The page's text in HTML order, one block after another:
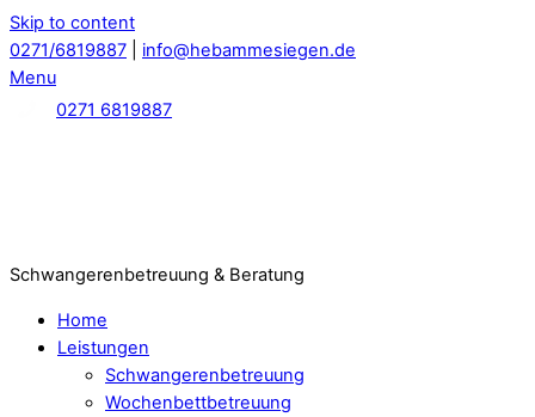
Skip to content
0271/6819887
info@hebammesiegen.de
Menu
0271 6819887
Schwangerenbetreuung & Beratung
Home
Leistungen
Schwangerenbetreuung
Wochenbettbetreuung